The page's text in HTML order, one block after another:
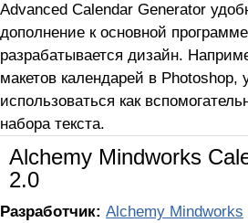
Advanced Calendar Generator
дополнение к основной
разрабатывается дизайн.
макетов календарей в Photoshop,
использоваться как
набора текста.
Alchemy Mindworks
2.0
Разработчик: Alchemy Mindworks